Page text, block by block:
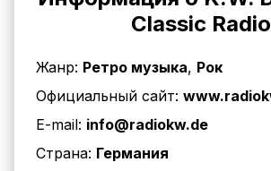
Classic Radio
Жанр: Ретро музыка, Рок
Официальный сайт:
E-mail: info@radiokw.de
Страна: Германия